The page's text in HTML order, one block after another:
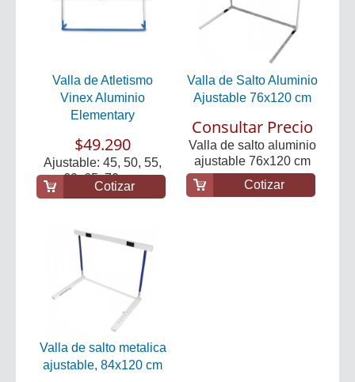
Valla de Atletismo
Vinex Aluminio
Elementary
$49.290
Ajustable: 45, 50, 55,
60, 65, 70 cm.
Cotizar
Valla de Salto Aluminio
Ajustable 76x120 cm
Consultar Precio
Valla de salto aluminio
ajustable 76x120 cm
Cotizar
Valla de salto metalica
ajustable, 84x120 cm